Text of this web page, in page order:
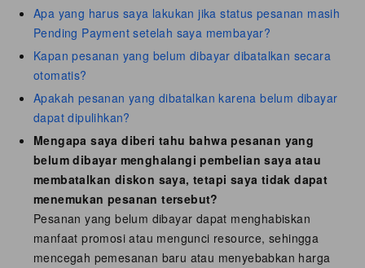
Apa yang harus saya lakukan jika status pesanan masih
Pending Payment setelah saya membayar?
Kapan pesanan yang belum dibayar dibatalkan secara
otomatis?
Apakah pesanan yang dibatalkan karena belum dibayar
dapat dipulihkan?
Mengapa saya diberi tahu bahwa pesanan yang
belum dibayar menghalangi pembelian saya atau
membatalkan diskon saya, tetapi saya tidak dapat
menemukan pesanan tersebut?
Pesanan yang belum dibayar dapat menghabiskan
manfaat promosi atau mengunci resource, sehingga
mencegah pemesanan baru atau menyebabkan harga